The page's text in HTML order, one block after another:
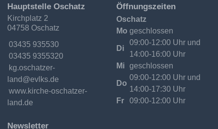
Ev.-
Luth.
Kirchgemeinde
Oschatzer
Hauptstelle Oschatz
Kirchplatz 2
04758 Oschatz
Telefon:
03435 935530
Fax:
03435 9355320
Email:
Internet:
www.kirche-oschatzer-
land.de
Öffnungszeiten
Oschatz
Mo geschlossen
Di
09:00-12:00 Uhr und
14:00-16:00 Uhr
Mi geschlossen
Do
09:00-12:00 Uhr und
14:00-17:30 Uhr
Fr
09:00-12:00 Uhr
Newsletter